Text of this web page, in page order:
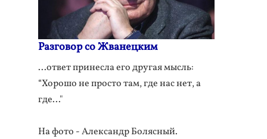
Разговор со Жванецким
...ответ принесла его другая мысль:
“Хорошо не просто там, где нас нет, а
где..."
На фото - Александр Болясный.